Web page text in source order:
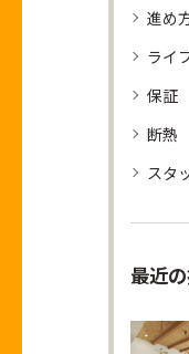
進め
ライ
保証
断熱
スタ
最近